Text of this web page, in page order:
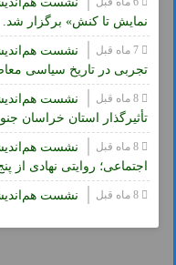
نمایش تا کنش» برگزار شد.
نشست
تجربی در تاریخ سیاسی
نشست
تأثیرگذار استان خراسان
نشست
اجتماعی؛ روایتی نهادی از
نشست